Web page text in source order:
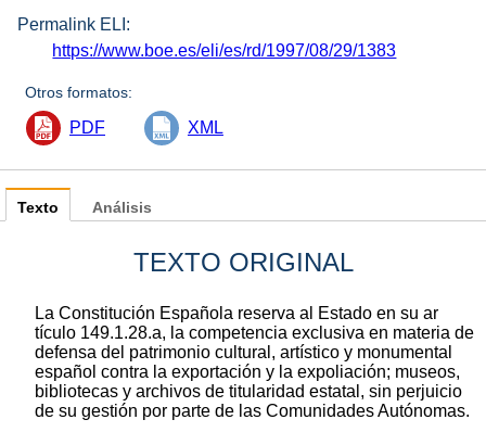
Permalink ELI:
https://www.boe.es/eli/es/rd/1997/08/29/1383
Otros formatos:
PDF XML
Texto
TEXTO ORIGINAL
La Constitución Española reserva al Estado en su ar
tículo 149.1.28.a, la competencia exclusiva en materia de
defensa del patrimonio cultural, artístico y monumental
español contra la exportación y la expoliación; museos,
bibliotecas y archivos de titularidad estatal, sin perjuicio
de su gestión por parte de las Comunidades Autónomas.
Análisis